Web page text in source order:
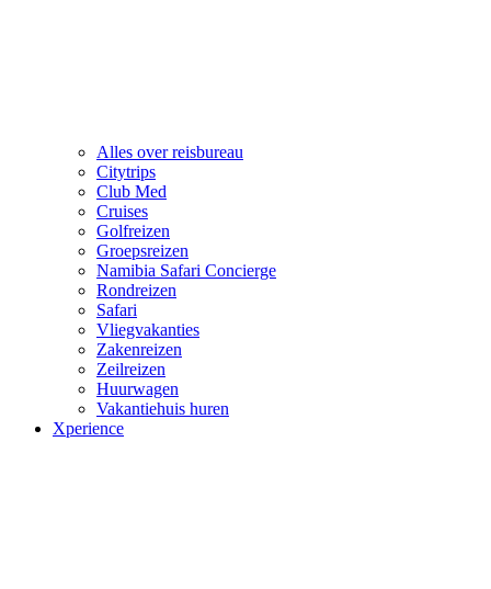
Alles over reisbureau
Citytrips
Club Med
Cruises
Golfreizen
Groepsreizen
Namibia Safari Concierge
Rondreizen
Safari
Vliegvakanties
Zakenreizen
Zeilreizen
Huurwagen
Vakantiehuis huren
Xperience